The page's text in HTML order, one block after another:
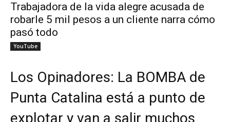
Trabajadora de la vida alegre acusada de
robarle 5 mil pesos a un cliente narra cómo
pasó todo
YouTube
Los Opinadores: La BOMBA de
Punta Catalina está a punto de
explotar y van a salir muchos